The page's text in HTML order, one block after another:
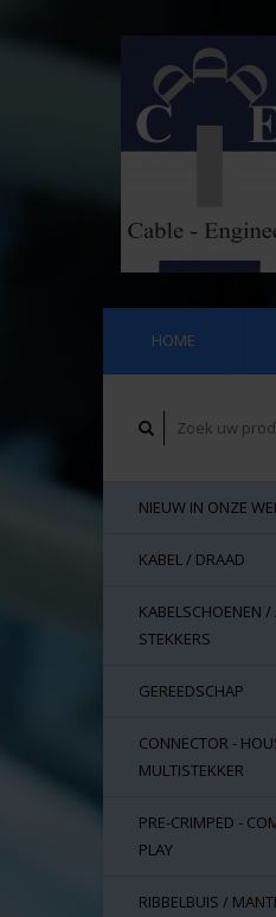
HOME
NIEUW IN ONZE
KABEL / DRAAD
KABELSCHOENEN
STEKKERS
GEREEDSCHAP
CONNECTOR -
MULTISTEKKER
PRE-CRIMPED -
PLAY
RIBBELBUIS /